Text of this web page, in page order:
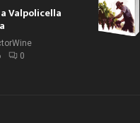
Valpolicella
0